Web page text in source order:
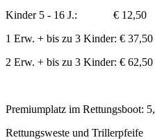
Kinder 5 - 16 J.: € 12,50
1 Erw. + bis zu 3 Kinder: € 37,50
2 Erw. + bis zu 3 Kinder: € 62,50
Premiumplatz im Rettungsboot:
Rettungsweste und Trillerpfeife